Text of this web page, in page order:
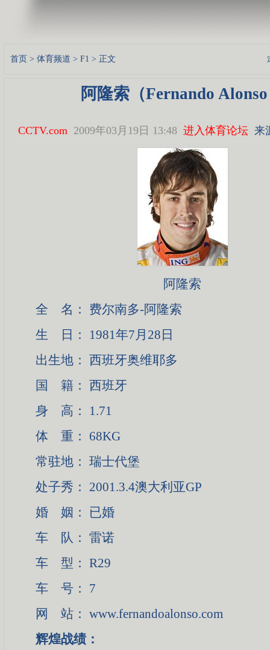
首页 > 体育频道 > F1 > 正文
阿隆索（Fernando
CCTV.com 2009年03月19日 13:48 进入体育论坛来
阿隆索
全 名： 费尔南多-阿隆索
生 日： 1981年7月28日
出生地： 西班牙奥维耶多
国 籍： 西班牙
身 高： 1.71
体 重： 68KG
常驻地： 瑞士代堡
处子秀： 2001.3.4澳大利亚GP
婚 姻： 已婚
车 队： 雷诺
车 型： R29
车 号： 7
网 站： www.fernandoalonso.com
辉煌战绩：